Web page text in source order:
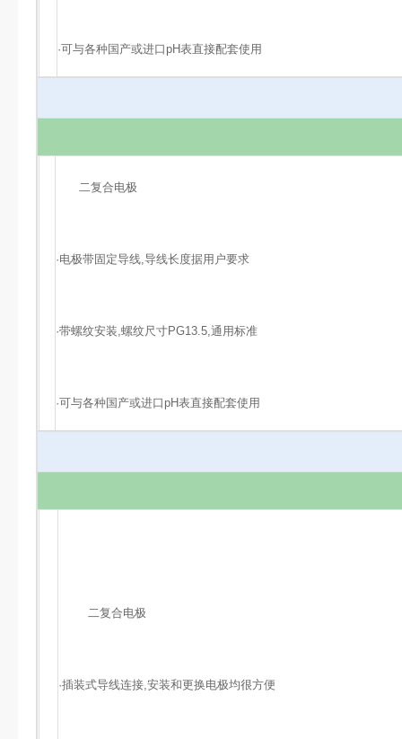
·可与各种国产或进口pH表直接配套使用
二复合电极
·电极带固定导线,导线长度据用户要求
·带螺纹安装,螺纹尺寸PG13.5,通用标准
·可与各种国产或进口pH表直接配套使用
二复合电极
·插装式导线连接,安装和更换电极均很方便